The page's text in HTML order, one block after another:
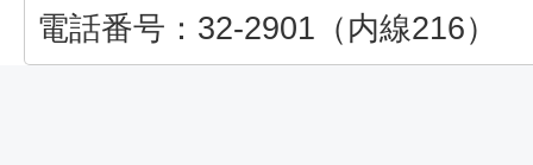
電話番号：32-2901（内線216）